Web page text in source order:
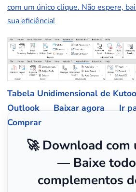
com um único clique. Não espere,
sua eficiência!
Tabela Unidimensional de
Outlook
Baixar agora
Ir
Comprar
🚀 Download com
— Baixe
complementos